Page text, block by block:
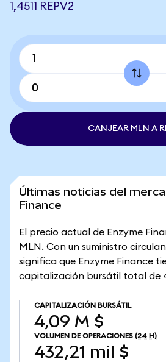
1,4511 REPV2
CANJEAR MLN A
Últimas noticias del
Finance
El precio actual de Enzyme
MLN. Con un suministro
significa que Enzyme Finance
capitalización bursátil total de
CAPITALIZACIÓN BURSÁTIL
4,09 M $
VOLUMEN DE OPERACIONES (24 H)
432,21 mil $